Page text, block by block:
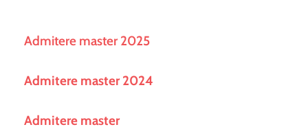
Admitere master 2025
Admitere master 2024
Admitere master